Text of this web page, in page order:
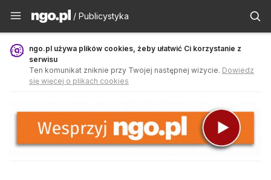
Publicystyka - ngo.pl
/ Publicystyka
ngo.pl używa plików cookies, żeby ułatwić Ci korzystanie z
serwisu
Ten komunikat zniknie przy Twojej następnej wizycie. Dowiedz
się więcej o plikach cookies